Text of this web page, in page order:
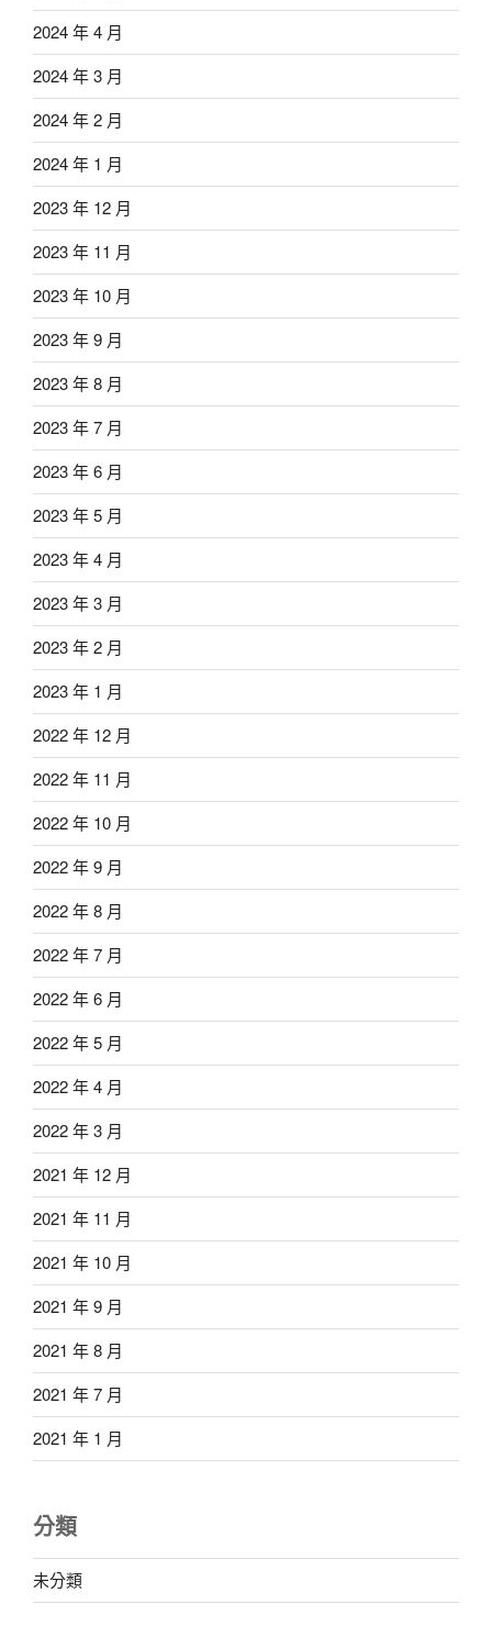
2024 年 4 月
2024 年 3 月
2024 年 2 月
2024 年 1 月
2023 年 12 月
2023 年 11 月
2023 年 10 月
2023 年 9 月
2023 年 8 月
2023 年 7 月
2023 年 6 月
2023 年 5 月
2023 年 4 月
2023 年 3 月
2023 年 2 月
2023 年 1 月
2022 年 12 月
2022 年 11 月
2022 年 10 月
2022 年 9 月
2022 年 8 月
2022 年 7 月
2022 年 6 月
2022 年 5 月
2022 年 4 月
2022 年 3 月
2021 年 12 月
2021 年 11 月
2021 年 10 月
2021 年 9 月
2021 年 8 月
2021 年 7 月
2021 年 1 月
分類
未分類